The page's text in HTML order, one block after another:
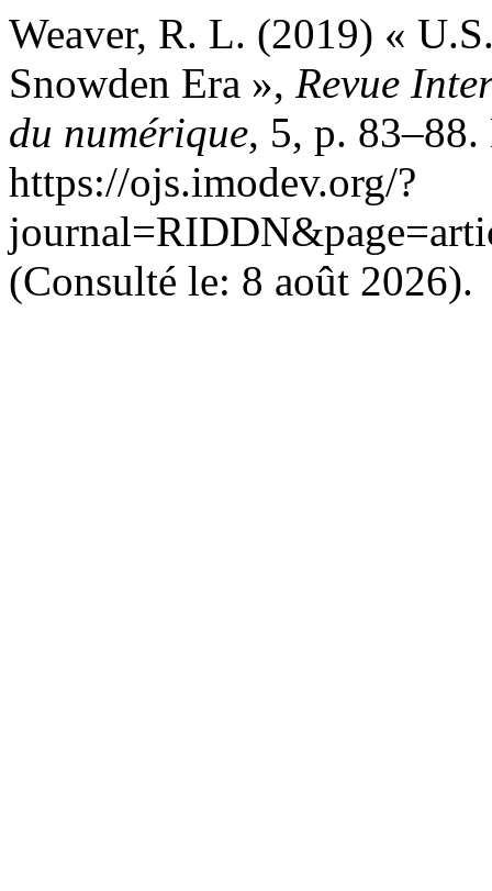
Weaver, R. L. (2019) «
Snowden Era », Revue
du numérique, 5, p.
https://ojs.imodev.org/?
(Consulté le: 8 août 2026).